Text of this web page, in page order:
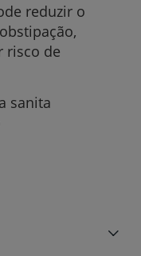
reduzir o
risco de
sanita